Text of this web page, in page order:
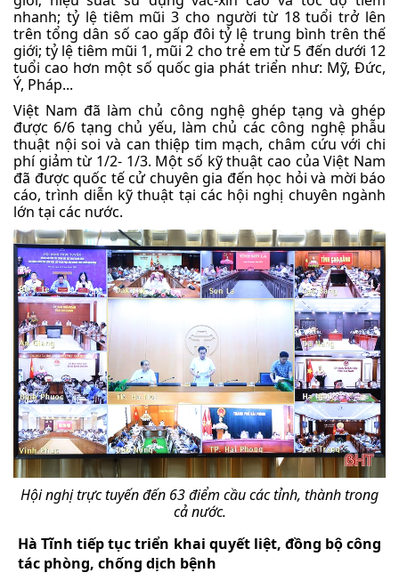
nhanh; tỷ lệ tiêm mũi 3 cho người từ 18 tuổi trở lên
trên tổng dân số cao gấp đôi tỷ lệ trung bình trên thế
giới; tỷ lệ tiêm mũi 1, mũi 2 cho trẻ em từ 5 đến dưới 12
tuổi cao hơn một số quốc gia phát triển như: Mỹ, Đức,
Ý, Pháp...
Việt Nam đã làm chủ công nghệ ghép tạng và ghép
được 6/6 tạng chủ yếu, làm chủ các công nghệ phẫu
thuật nội soi và can thiệp tim mạch, châm cứu với chi
phí giảm từ 1/2- 1/3. Một số kỹ thuật cao của Việt Nam
đã được quốc tế cử chuyên gia đến học hỏi và mời báo
cáo, trình diễn kỹ thuật tại các hội nghị chuyên ngành
lớn tại các nước.
Hội nghị trực tuyến đến 63 điểm cầu các tỉnh, thành trong
cả nước.
Hà Tĩnh tiếp tục triển khai quyết liệt, đồng bộ công
tác phòng, chống dịch bệnh